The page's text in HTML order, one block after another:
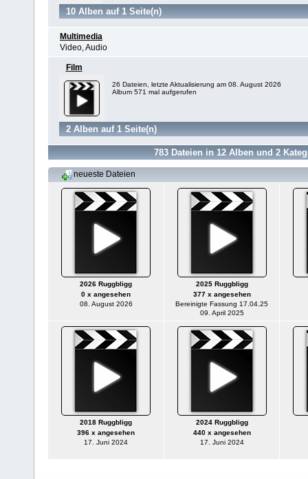
10 Alben auf 1 Seite(n)
Multimedia
Video, Audio
Film
26 Dateien, letzte Aktualisierung am 08. August 2026
Album 571 mal aufgerufen
2 Alben auf 1 Seite(n)
783 Dateien in 12 Alben und 2
neueste Dateien
2026 Ruggbligg
0 x angesehen
08. August 2026
2025 Ruggbligg
377 x angesehen
Bereinigte Fassung 17.04.25
09. April 2025
2018 Ruggbligg
396 x angesehen
17. Juni 2024
2024 Ruggbligg
440 x angesehen
17. Juni 2024